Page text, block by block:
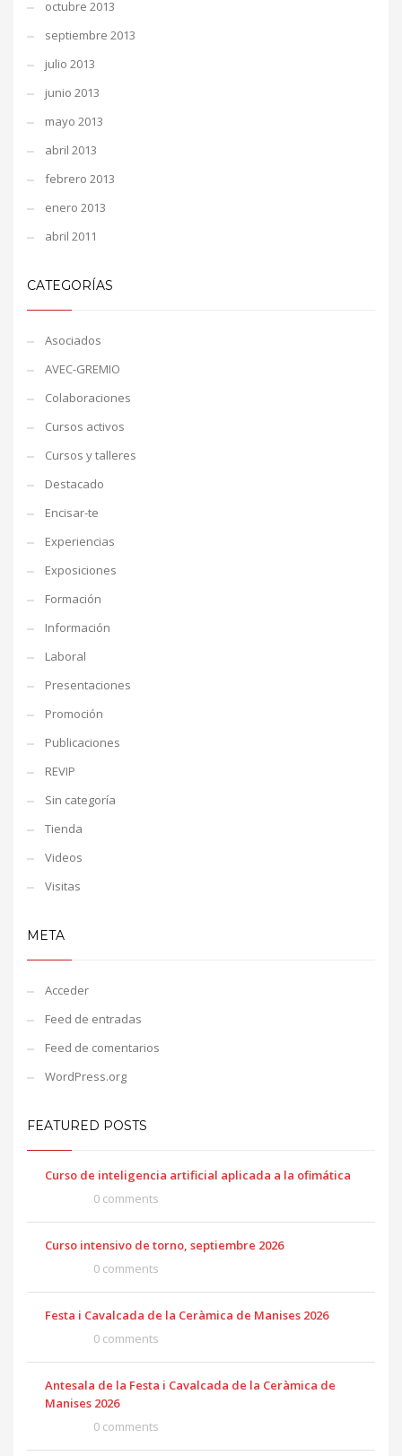
octubre 2013
septiembre 2013
julio 2013
junio 2013
mayo 2013
abril 2013
febrero 2013
enero 2013
abril 2011
CATEGORÍAS
Asociados
AVEC-GREMIO
Colaboraciones
Cursos activos
Cursos y talleres
Destacado
Encisar-te
Experiencias
Exposiciones
Formación
Información
Laboral
Presentaciones
Promoción
Publicaciones
REVIP
Sin categoría
Tienda
Videos
Visitas
META
Acceder
Feed de entradas
Feed de comentarios
WordPress.org
FEATURED POSTS
Curso de inteligencia artificial aplicada a la ofimática
0 comments
Curso intensivo de torno, septiembre 2026
0 comments
Festa i Cavalcada de la Ceràmica de Manises 2026
0 comments
Antesala de la Festa i Cavalcada de la Ceràmica de
Manises 2026
0 comments